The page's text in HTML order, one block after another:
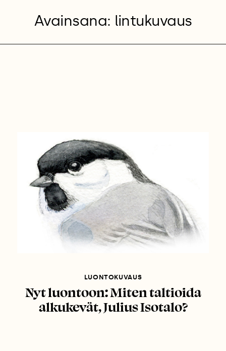
Avainsana: lintukuvaus
LUONTOKUVAUS
Nyt luontoon: Miten taltioida
alkukevät, Julius Isotalo?